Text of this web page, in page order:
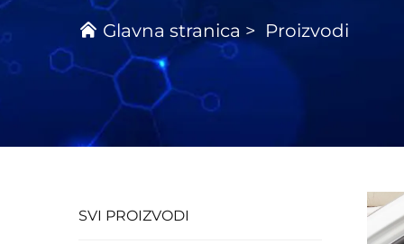
Glavna stranica > Proizvodi
SVI PROIZVODI